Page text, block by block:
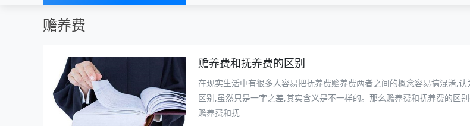
赡养费
赡养费和抚养费的区别
在现实生活中有很多人容易把抚养费赡养费两者之间的概念容易搞混淆,认
区别,虽然只是一字之差,其实含义是不一样的。那么赡养费和抚养费的区别
赡养费和抚